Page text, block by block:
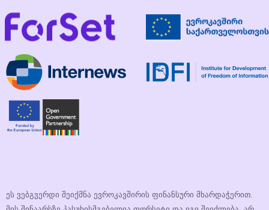
ეს ვებგვერდი შეიქმნა ევროკავშირის ფინანსური მხარდაჭერით.